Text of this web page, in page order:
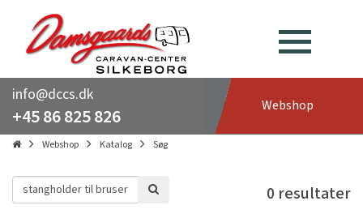
info@dccs.dk
+45 86 825 826 Webshop
Webshop Katalog Søg
0 resultater